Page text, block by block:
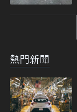
熱門新聞